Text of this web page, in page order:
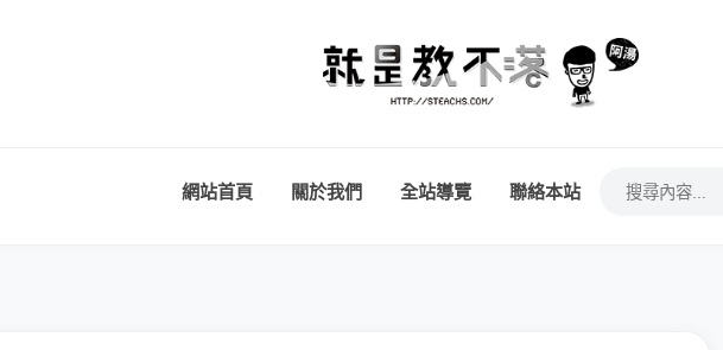
網站首頁 關於我們 全站導覽 聯絡本站